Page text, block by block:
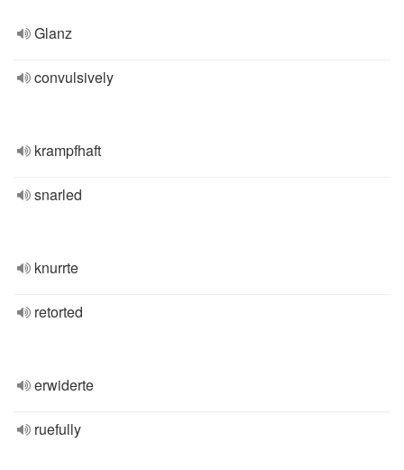
Glanz
convulsively
krampfhaft
snarled
knurrte
retorted
erwiderte
ruefully